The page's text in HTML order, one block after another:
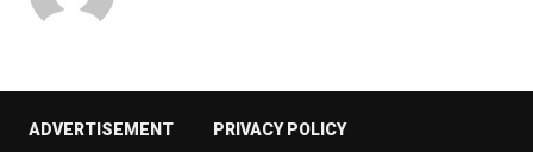
ADVERTISEMENT PRIVACY POLICY